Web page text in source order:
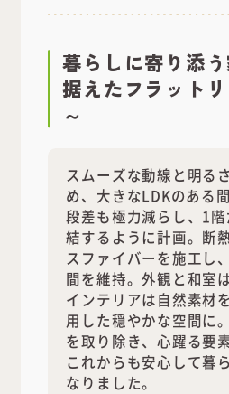
暮らしに寄り添
据えたフラット
～
スムーズな動線と明る
め、大きなLDKのある
段差も極力減らし、1
結するように計画。断
スファイバーを施工し
間を維持。外観と和室
インテリアは自然素材
用した穏やかな空間に
を取り除き、心躍る要
これからも安心して暮
なりました。